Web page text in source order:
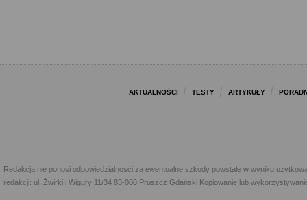
AKTUALNOŚCI TESTY ARTYKUŁY
Redakcja nie ponosi odpowiedzialności za ewentualne szkody powstałe w wyniku
redakcji: ul. Żwirki i Wigury 11/34 83-000 Pruszcz Gdański Kopiowanie lub